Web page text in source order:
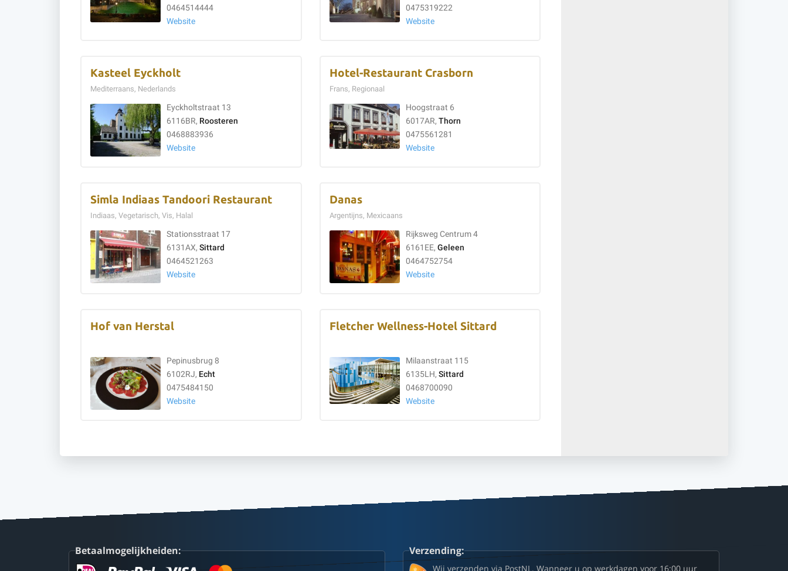
0464514444
Website
0475319222
Website
Kasteel Eyckholt
Mediterraans, Nederlands
Eyckholtstraat 13
6116BR, Roosteren
0468883936
Website
Hotel-Restaurant Crasborn
Frans, Regionaal
Hoogstraat 6
6017AR, Thorn
0475561281
Website
Simla Indiaas Tandoori Restaurant
Indiaas, Vegetarisch, Vis, Halal
Stationsstraat 17
6131AX, Sittard
0464521263
Website
Danas
Argentijns, Mexicaans
Rijksweg Centrum 4
6161EE, Geleen
0464752754
Website
Hof van Herstal
Pepinusbrug 8
6102RJ, Echt
0475484150
Website
Fletcher Wellness-Hotel Sittard
Milaanstraat 115
6135LH, Sittard
0468700090
Website
Betaalmogelijkheiden: Verzending:
Wij verzenden via PostNL. Wanneer u op werkdagen voor 16:00 uur